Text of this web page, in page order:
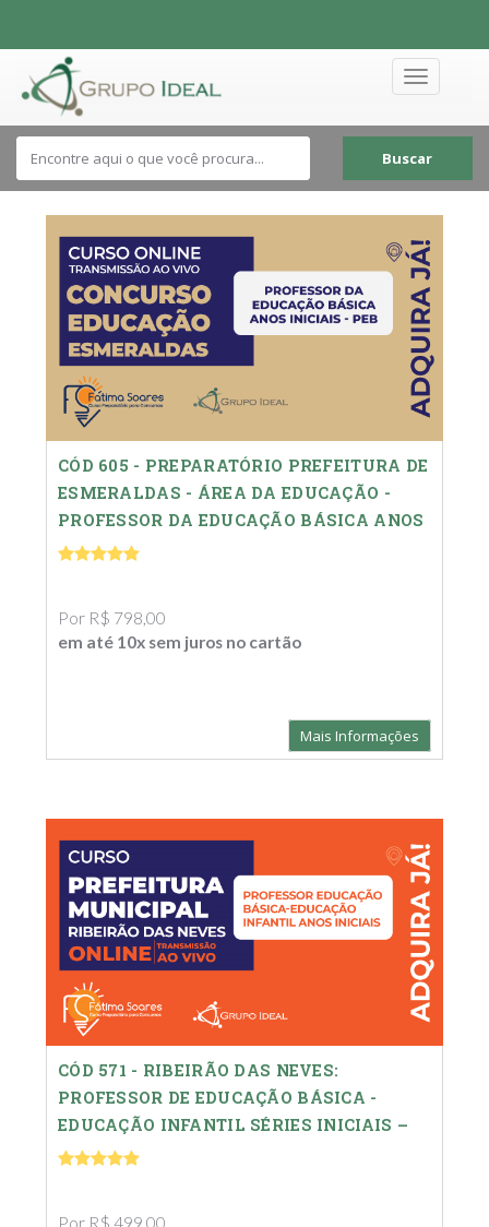
Toggle
Buscar
CÓD 605 - PREPARATÓRIO PREFEITURA DE
ESMERALDAS - ÁREA DA EDUCAÇÃO -
PROFESSOR DA EDUCAÇÃO BÁSICA ANOS
INICIAIS - PEB
Por R$ 798,00
em até 10x sem juros no cartão
Mais Informações
CÓD 571 - RIBEIRÃO DAS NEVES:
PROFESSOR DE EDUCAÇÃO BÁSICA -
EDUCAÇÃO INFANTIL SÉRIES INICIAIS –
COMPLETO
Por R$ 499,00